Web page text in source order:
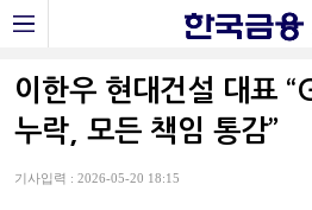
이한우 현대건설 대표
누락, 모든 책임 통감”
기사입력 : 2026-05-20 18:15